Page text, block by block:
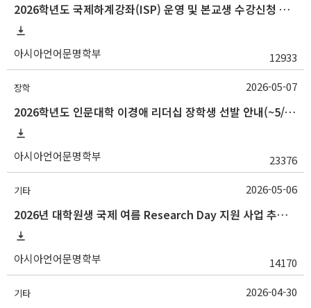
2026학년도 국제하계강좌(ISP) 운영 및 본교생 수강신청 안내사항
아시아언어문명학부 12933
장학
2026학년도 인문대학 이경애 리더십 장학생 선발 안내(~5/15 10:00)
아시아언어문명학부 23376
2026-05-07
기타
2026년 대학원생 국제 여름 Research Day 지원 사업 추가 모집 안내
아시아언어문명학부 14170
2026-05-06
기타 2026-04-30